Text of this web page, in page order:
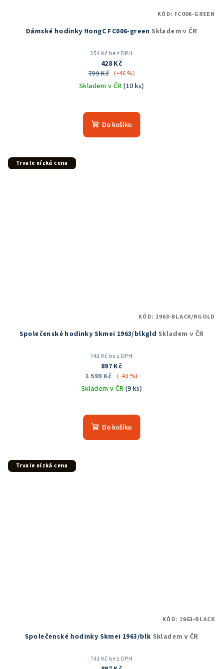
Dámské hodinky HongC FC006-green Skladem v ČR
354 Kč bez DPH
428 Kč
799 Kč (–46 %)
Skladem v ČR(10 ks)
Do košíku
KÓD: FC006-GREEN
Trvale nízká cena
Společenské hodinky Skmei 1963/blkgld Skladem v ČR
741 Kč bez DPH
897 Kč
1 599 Kč
(–43 %)
Skladem v ČR (9 ks)
hodnocení
produktu
Do košíku
KÓD: 1963-BLACK/RGOLD
Trvale nízká cena
Společenské hodinky Skmei 1963/blk Skladem v ČR
741 Kč bez DPH
KÓD: 1963-BLACK